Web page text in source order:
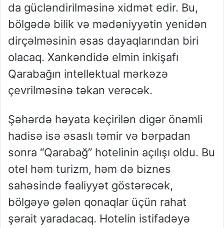
da gücləndirilməsinə xidmət edir. Bu,
bölgədə bilik və mədəniyyətin yenidən
dirçəlməsinin əsas dayaqlarından biri
olacaq. Xankəndidə elmin inkişafı
Qarabağın intellektual mərkəzə
çevrilməsinə təkan verəcək.
Şəhərdə həyata keçirilən digər önəmli
hadisə isə əsaslı təmir və bərpadan
sonra “Qarabağ” hotelinin açılışı oldu. Bu
otel həm turizm, həm də biznes
sahəsində fəaliyyət göstərəcək,
bölgəyə gələn qonaqlar üçün rahat
şərait yaradacaq. Hotelin istifadəyə